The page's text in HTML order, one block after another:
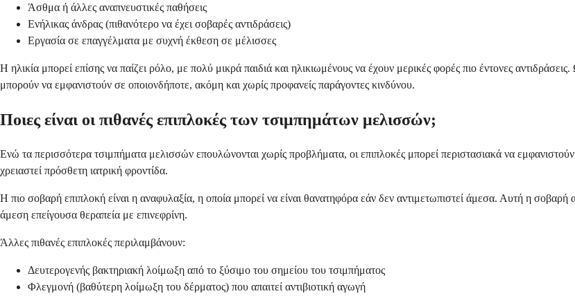
Άσθμα ή άλλες αναπνευστικές παθήσεις
Ενήλικας άνδρας (πιθανότερο να έχει σοβαρές αντιδράσεις)
Εργασία σε επαγγέλματα με συχνή έκθεση σε μέλισσες
Η ηλικία μπορεί επίσης να παίζει ρόλο, με πολύ μικρά παιδιά και ηλικιωμένους να έχουν μερικές φορές πιο έντονες
μπορούν να εμφανιστούν σε οποιονδήποτε, ακόμη και χωρίς προφανείς παράγοντες κινδύνου.
Ποιες είναι οι πιθανές επιπλοκές των τσιμπημάτων μελισσών;
Ενώ τα περισσότερα τσιμπήματα μελισσών επουλώνονται χωρίς προβλήματα, οι επιπλοκές μπορεί περιστασιακά να
χρειαστεί πρόσθετη ιατρική φροντίδα.
Η πιο σοβαρή επιπλοκή είναι η αναφυλαξία, η οποία μπορεί να είναι θανατηφόρα εάν δεν αντιμετωπιστεί άμεσα. Αυτή η
άμεση επείγουσα θεραπεία με επινεφρίνη.
Άλλες πιθανές επιπλοκές περιλαμβάνουν:
Δευτερογενής βακτηριακή λοίμωξη από το ξύσιμο του σημείου του τσιμπήματος
Φλεγμονή (βαθύτερη λοίμωξη του δέρματος) που απαιτεί αντιβιοτική αγωγή